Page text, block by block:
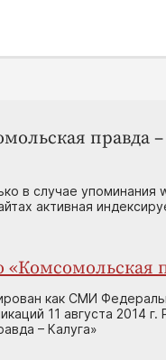
правда –
в случае упоминания
активная
как СМИ
11 августа 2014
– Калуга»